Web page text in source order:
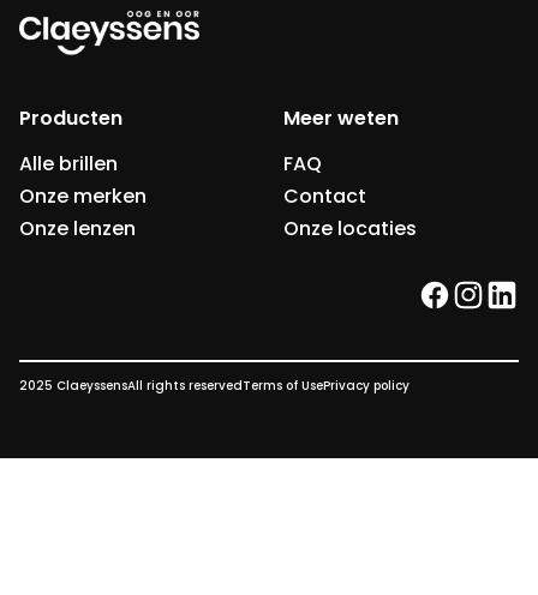
Producten
Alle brillen
Onze merken
Onze lenzen
Meer weten
FAQ
Contact
Onze locaties
facebook
2025 ClaeyssensAll rights reservedTerms of UsePrivacy policy